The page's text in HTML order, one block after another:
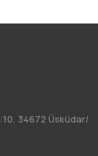
34672 Üsküdar/